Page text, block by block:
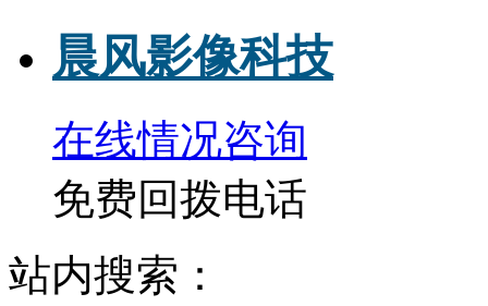
晨风影像科技
在线情况咨询
免费回拨电话
站内搜索：